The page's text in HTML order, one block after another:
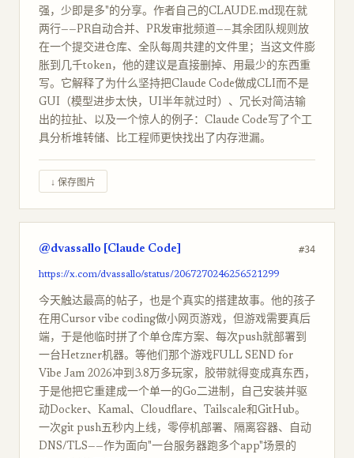
强，少即是多"的分享。作者自己的CLAUDE.md现在就
两行——PR自动合并、PR发审批频道——其余团队规则放
在一个提交进仓库、全队每周共建的文件里；当这文件膨
胀到几千token，他的建议是直接删掉、用最少的东西重
写。它解释了为什么坚持把Claude Code做成CLI而不是
GUI（模型进步太快，UI半年就过时）、冗长对简洁输
出的拉扯、以及一个惊人的例子：Claude Code写了个工
具分析堆转储、比工程师更快找出了内存泄漏。
↓ 保存图片
@dvassallo [Claude Code] #34
https://x.com/dvassallo/status/2067270246256521299
今天触达最高的帖子，也是个真实的搭建故事。他的孩子
在用Cursor vibe coding做小网页游戏，但游戏需要真后
端，于是他临时拼了个单仓库方案、每次push就部署到
一台Hetzner机器。等他们那个游戏FULL SEND for
Vibe Jam 2026冲到3.8万多玩家，胶带就得变成真东西，
于是他把它重建成一个单一的Go二进制，自己安装并驱
动Docker、Kamal、Cloudflare、Tailscale和GitHub。
一次git push五秒内上线，零停机部署、隔离容器、自动
DNS/TLS——作为面向"一台服务器跑多个app"场景的